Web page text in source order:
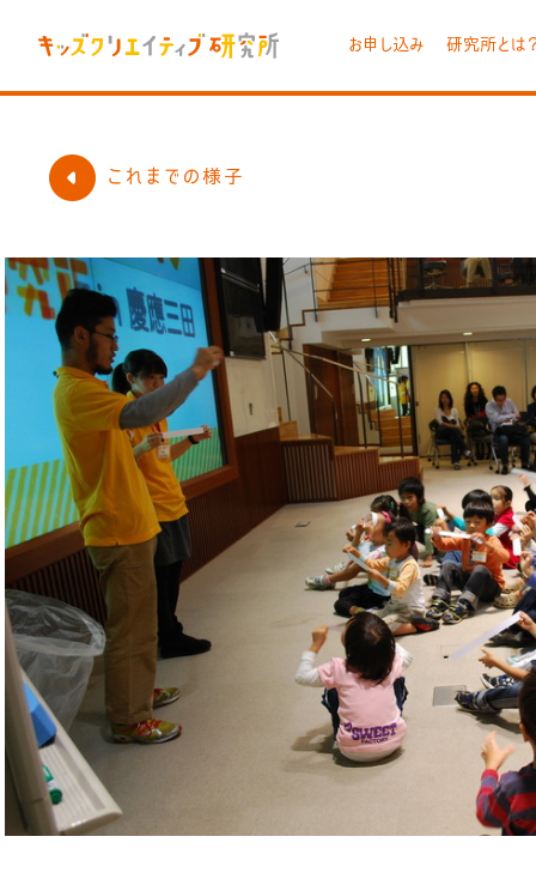
お申し込み 研究所とは
これまでの様子